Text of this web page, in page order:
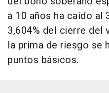
a 10 años ha caído al
3,604% del cierre del
la prima de riesgo se
puntos básicos.